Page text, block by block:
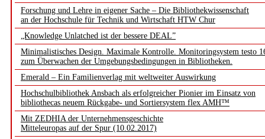
Forschung und Lehre in eigener Sache – Die Bibliothekwissenschaft
an der Hochschule für Technik und Wirtschaft HTW Chur
„Knowledge Unlatched ist der bessere DEAL”
Minimalistisches Design. Maximale Kontrolle. Monitoringsystem testo
zum Überwachen der Umgebungsbedingungen in Bibliotheken.
Emerald – Ein Familienverlag mit weltweiter Auswirkung
Hochschulbibliothek Ansbach als erfolgreicher Pionier im Einsatz von
bibliothecas neuem Rückgabe- und Sortiersystem flex AMH™
Mit ZEDHIA der Unternehmensgeschichte
Mitteleuropas auf der Spur (10.02.2017)